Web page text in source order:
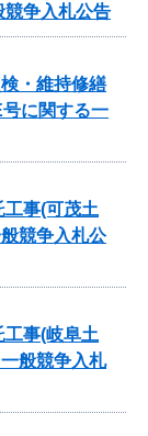
競争入札公告
・維持修繕
に関する一
事(可茂土
競争入札公
事(岐阜土
般競争入札